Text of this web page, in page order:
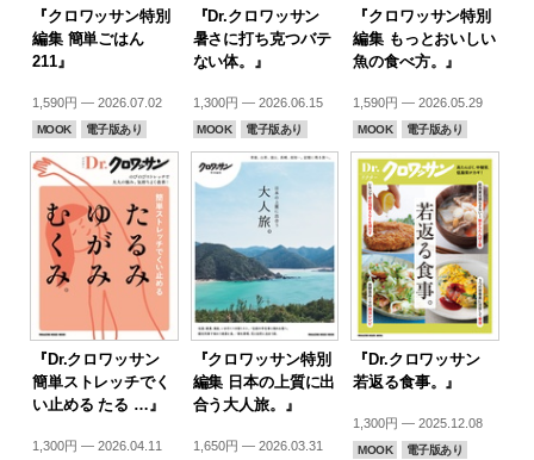
『クロワッサン特別
編集 簡単ごはん
211』
1,590円 — 2026.07.02
MOOK 電子版あり
『Dr.クロワッサン
暑さに打ち克つバテ
ない体。』
1,300円 — 2026.06.15
MOOK 電子版あり
『クロワッサン特別
編集 もっとおいしい
魚の食べ方。』
1,590円 — 2026.05.29
MOOK 電子版あり
『Dr.クロワッサン
簡単ストレッチでく
い止める たる …』
1,300円 — 2026.04.11
『クロワッサン特別
編集 日本の上質に出
合う大人旅。』
1,650円 — 2026.03.31
『Dr.クロワッサン
若返る食事。』
1,300円 — 2025.12.08
MOOK 電子版あり